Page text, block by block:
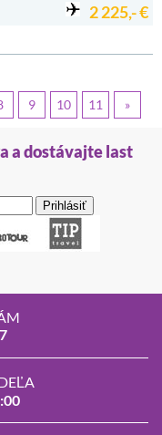
2 225,- €
9 10 11 »
a dostávajte last
Prihlásiť